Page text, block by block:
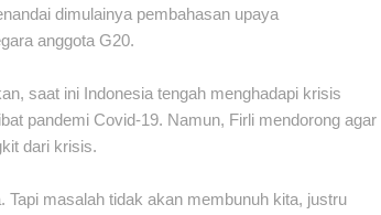
dimulainya pembahasan upaya
anggota G20.
saat ini Indonesia tengah menghadapi krisis
pandemi Covid-19. Namun, Firli mendorong agar
dari krisis.
masalah tidak akan membunuh kita, justru